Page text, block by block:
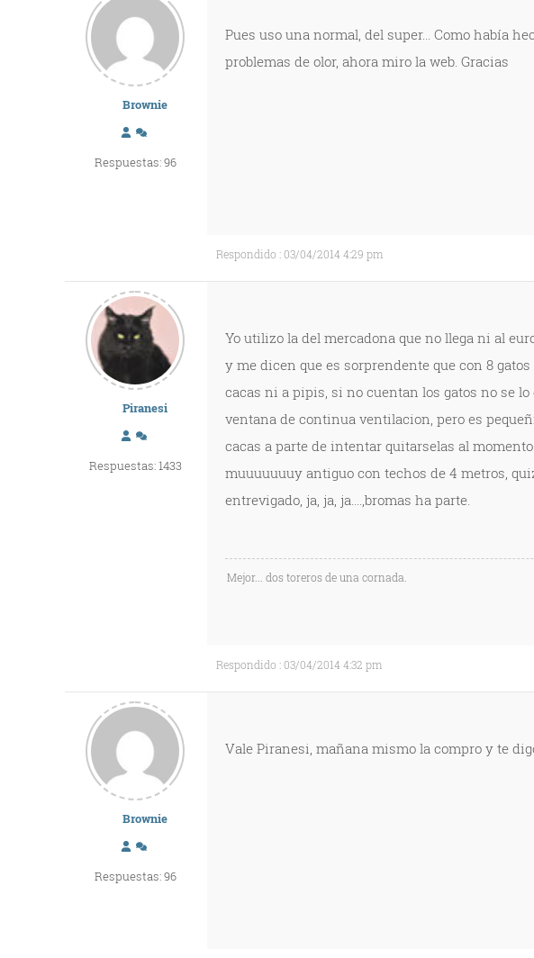
Brownie
Respuestas: 96
Pues uso una normal, del super... Como había
problemas de olor, ahora miro la web. Gracias
Respondido : 03/04/2014 4:29 pm
Piranesi
Respuestas: 1433
Yo utilizo la del mercadona que no llega ni al
y me dicen que es sorprendente que con 8
cacas ni a pipis, si no cuentan los gatos no se
ventana de continua ventilacion, pero es
cacas a parte de intentar quitarselas al
muuuuuuuy antiguo con techos de 4 metros,
entrevigado, ja, ja, ja....,bromas ha parte.
Mejor... dos toreros de una cornada.
Respondido : 03/04/2014 4:32 pm
Brownie
Respuestas: 96
Vale Piranesi, mañana mismo la compro y te